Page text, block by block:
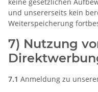
und unsererseits kein
Weiterspeicherung
7) Nutzung
7.1 Anmeldung zu